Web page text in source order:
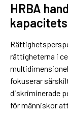
HRBA
rättigheterna i
fokuserar
diskriminerade
för människor